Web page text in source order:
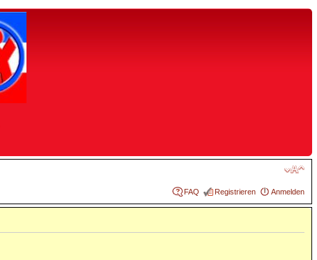
FAQ Registrieren Anmelden